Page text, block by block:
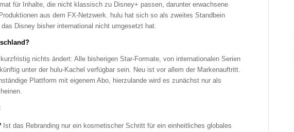
für Inhalte, die nicht klassisch zu Disney+ passen, darunter erwachsene
aus dem FX-Netzwerk. hulu hat sich so als zweites Standbein
Disney bisher international nicht umgesetzt hat.
nichts ändert: Alle bisherigen Star-Formate, von internationalen Serien
unter der hulu-Kachel verfügbar sein. Neu ist vor allem der Markenauftritt.
Plattform mit eigenem Abo, hierzulande wird es zunächst nur als
Ist das Rebranding nur ein kosmetischer Schritt für ein einheitliches globales